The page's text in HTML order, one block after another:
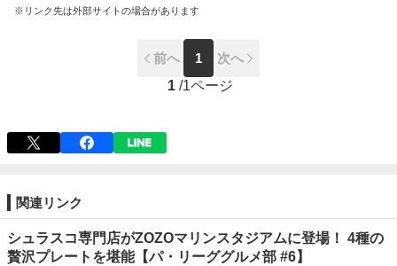
※リンク先は外部サイトの場合があります
前へ 1
次へ
1 /1ページ
関連リンク
シュラスコ専門店がZOZOマリンスタジアムに登場！ 4種の
贅沢プレートを堪能【パ・リーググルメ部 #6】